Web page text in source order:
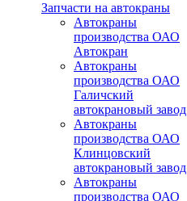
Запчасти на автокраны
Автокраны
производства ОАО
Автокран
Автокраны
производства ОАО
Галичский
автокрановый завод
Автокраны
производства ОАО
Клинцовский
автокрановый завод
Автокраны
производства ОАО